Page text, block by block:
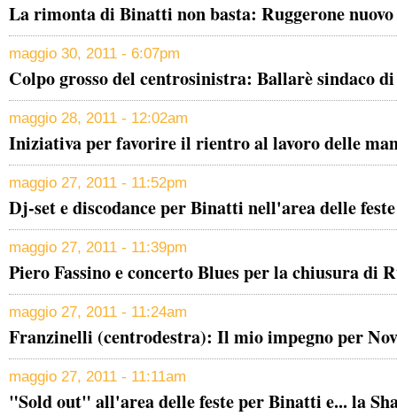
La rimonta di Binatti non basta: Ruggerone
maggio 30, 2011 - 6:07pm
Colpo grosso del centrosinistra: Ballarè sindaco
maggio 28, 2011 - 12:02am
Iniziativa per favorire il rientro al lavoro delle
maggio 27, 2011 - 11:52pm
Dj-set e discodance per Binatti nell'area delle feste
maggio 27, 2011 - 11:39pm
Piero Fassino e concerto Blues per la chiusura di
maggio 27, 2011 - 11:24am
Franzinelli (centrodestra): Il mio impegno per
maggio 27, 2011 - 11:11am
"Sold out" all'area delle feste per Binatti e... la